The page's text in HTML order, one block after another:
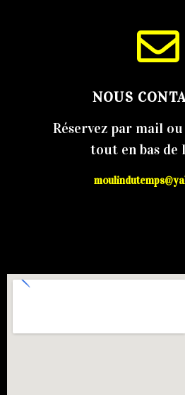
NOUS
Réservez par mail
tout en bas de